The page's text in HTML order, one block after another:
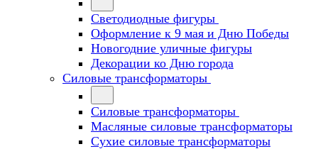
Светодиодные фигуры
Оформление к 9 мая и Дню Победы
Новогодние уличные фигуры
Декорации ко Дню города
Силовые трансформаторы
Силовые трансформаторы
Масляные силовые трансформаторы
Сухие силовые трансформаторы